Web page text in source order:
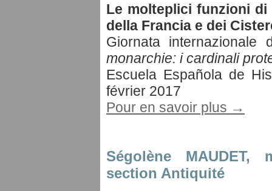
Le molteplici funzioni
della Francia e dei
Giornata
monarchie: i cardinali
Escuela Española de
février 2017
Pour en savoir plus →
Ségolène MAUDET,
section Antiquité